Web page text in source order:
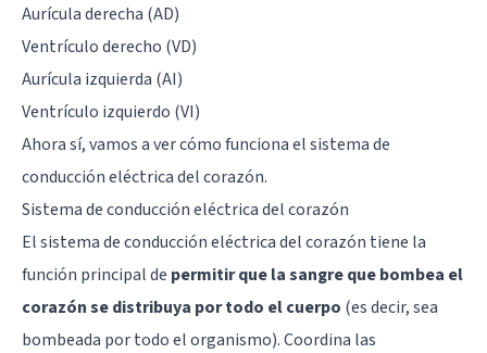
Aurícula derecha (AD)
Ventrículo derecho (VD)
Aurícula izquierda (AI)
Ventrículo izquierdo (VI)
Ahora sí, vamos a ver cómo funciona el sistema de
conducción eléctrica del corazón.
Sistema de conducción eléctrica del corazón
El sistema de conducción eléctrica del corazón tiene la
función principal de permitir que la sangre que bombea el
corazón se distribuya por todo el cuerpo (es decir, sea
bombeada por todo el organismo). Coordina las